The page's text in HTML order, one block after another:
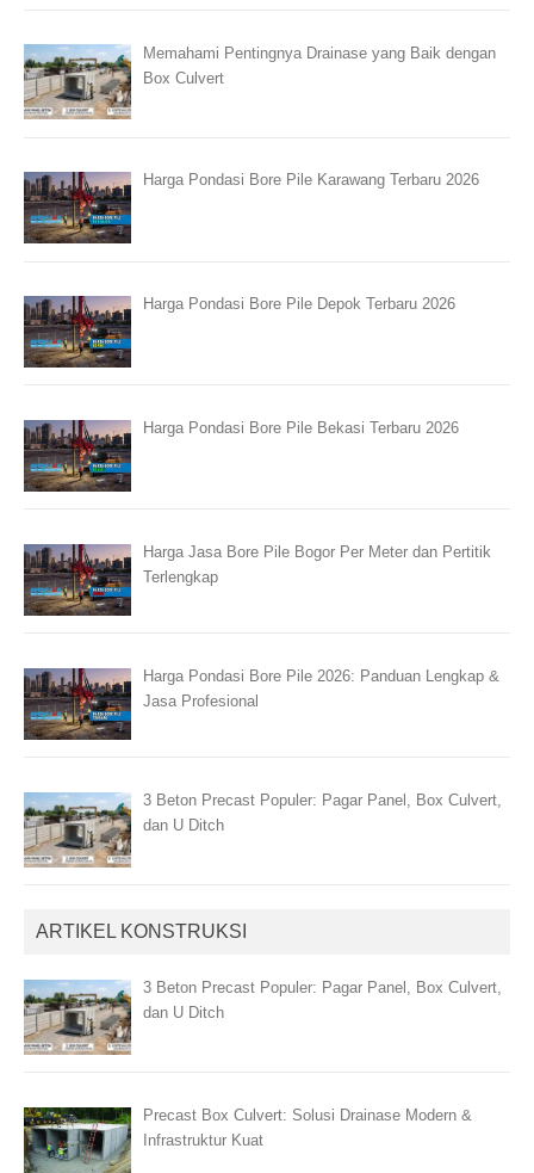
Memahami Pentingnya Drainase yang Baik dengan
Box Culvert
Harga Pondasi Bore Pile Karawang Terbaru 2026
Harga Pondasi Bore Pile Depok Terbaru 2026
Harga Pondasi Bore Pile Bekasi Terbaru 2026
Harga Jasa Bore Pile Bogor Per Meter dan Pertitik
Terlengkap
Harga Pondasi Bore Pile 2026: Panduan Lengkap &
Jasa Profesional
3 Beton Precast Populer: Pagar Panel, Box Culvert,
dan U Ditch
ARTIKEL KONSTRUKSI
3 Beton Precast Populer: Pagar Panel, Box Culvert,
dan U Ditch
Precast Box Culvert: Solusi Drainase Modern &
Infrastruktur Kuat